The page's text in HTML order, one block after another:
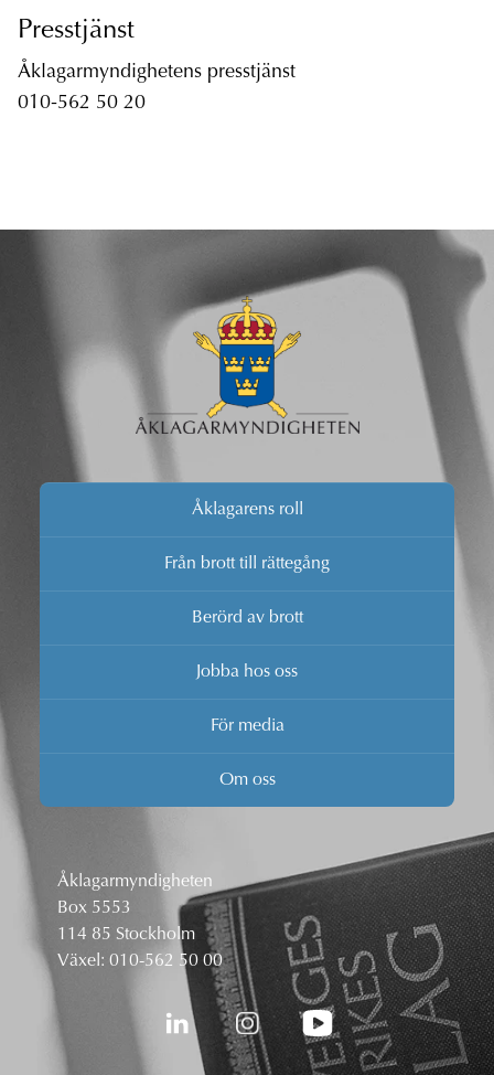
Presstjänst
Åklagarmyndighetens presstjänst
010-562 50 20
Åklagarens roll
Från brott till rättegång
Berörd av brott
Jobba hos oss
För media
Om oss
Åklagarmyndigheten
Box 5553
114 85 Stockholm
Växel: 010-562 50 00